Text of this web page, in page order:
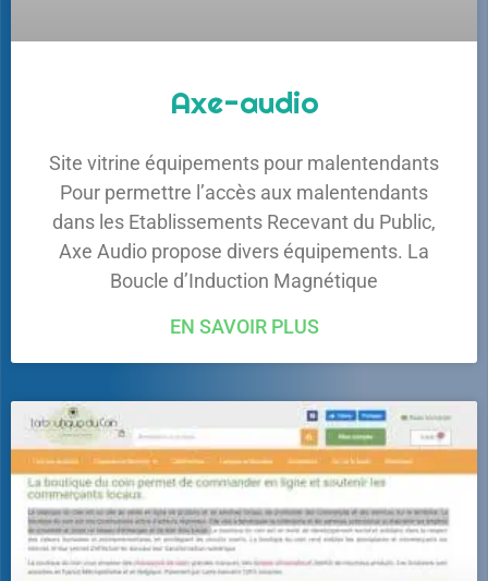
Axe-audio
Site vitrine équipements pour malentendants
Pour permettre l’accès aux malentendants
dans les Etablissements Recevant du Public,
Axe Audio propose divers équipements. La
Boucle d’Induction Magnétique
EN SAVOIR PLUS